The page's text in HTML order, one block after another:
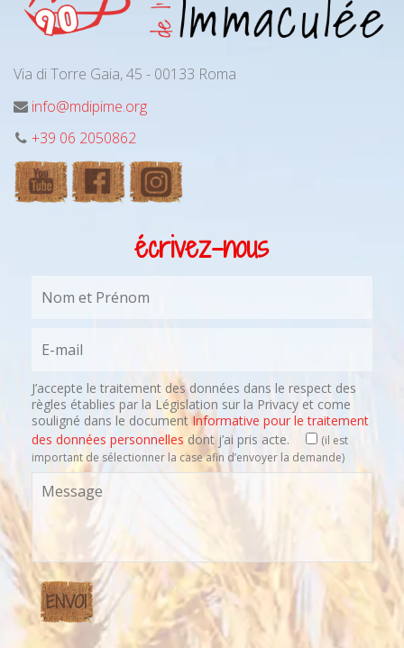
Via di Torre Gaia, 45 - 00133 Roma
info@mdipime.org
+39 06 2050862
écrivez-nous
J’accepte le traitement des données dans le respect des
règles établies par la Législation sur la Privacy et come
souligné dans le document Informative pour le traitement
des données personnelles dont j’ai pris acte.
(il est
important de sélectionner la case afin d’envoyer la demande)